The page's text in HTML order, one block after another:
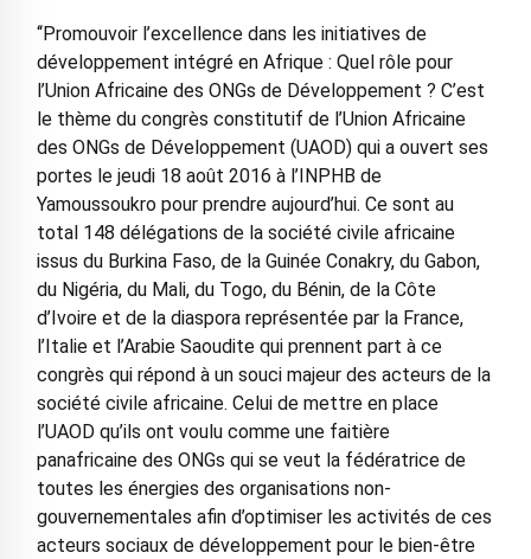
‘‘Promouvoir l’excellence dans les initiatives de
développement intégré en Afrique : Quel rôle pour
l’Union Africaine des ONGs de Développement ? C’est
le thème du congrès constitutif de l’Union Africaine
des ONGs de Développement (UAOD) qui a ouvert ses
portes le jeudi 18 août 2016 à l’INPHB de
Yamoussoukro pour prendre aujourd’hui. Ce sont au
total 148 délégations de la société civile africaine
issus du Burkina Faso, de la Guinée Conakry, du Gabon,
du Nigéria, du Mali, du Togo, du Bénin, de la Côte
d’Ivoire et de la diaspora représentée par la France,
l’Italie et l’Arabie Saoudite qui prennent part à ce
congrès qui répond à un souci majeur des acteurs de la
société civile africaine. Celui de mettre en place
l’UAOD qu’ils ont voulu comme une faitière
panafricaine des ONGs qui se veut la fédératrice de
toutes les énergies des organisations non-
gouvernementales afin d’optimiser les activités de ces
acteurs sociaux de développement pour le bien-être